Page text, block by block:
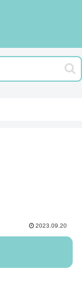
2023.09.20